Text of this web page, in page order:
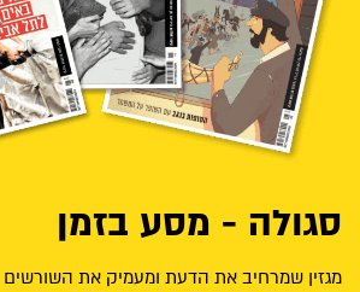
סגולה - מסע בזמן
מגזין שמרחיב את הדעת ומעמיק את השורשים